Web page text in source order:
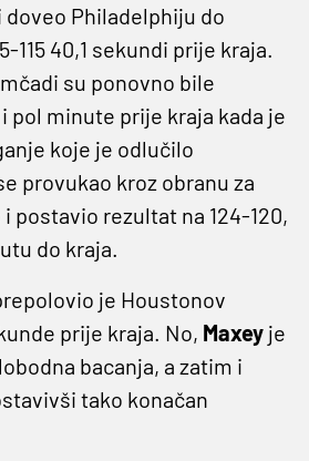
Philadelphiju do
115 40,1 sekundi prije kraja.
su ponovno bile
pol minute prije kraja kada je
koje je odlučilo
provukao kroz obranu za
postavio rezultat na 124-120,
do kraja.
je Houstonov
prije kraja. No, Maxey je
bacanja, a zatim i
tako konačan